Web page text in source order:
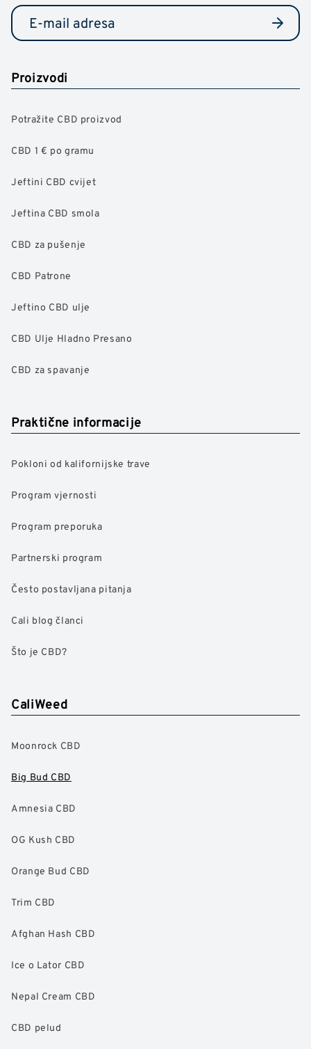
Proizvodi
Potražite CBD proizvod
CBD 1 € po gramu
Jeftini CBD cvijet
Jeftina CBD smola
CBD za pušenje
CBD Patrone
Jeftino CBD ulje
CBD Ulje Hladno Presano
CBD za spavanje
Praktične informacije
Pokloni od kalifornijske trave
Program vjernosti
Program preporuka
Partnerski program
Često postavljana pitanja
Cali blog članci
Što je CBD?
CaliWeed
Moonrock CBD
Big Bud CBD
Amnesia CBD
OG Kush CBD
Orange Bud CBD
Trim CBD
Afghan Hash CBD
Ice o Lator CBD
Nepal Cream CBD
CBD pelud